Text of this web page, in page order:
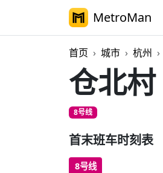
MetroMan
首页 城市 杭州
仓北村
8号线
首末班车时刻表
8号线